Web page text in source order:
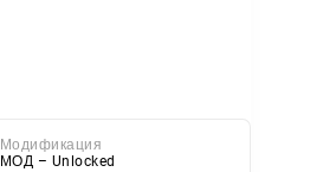
Модификация
МОД – Unlocked